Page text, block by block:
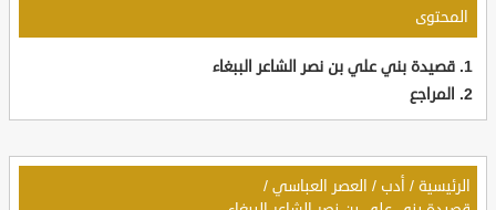
المحتوى
قصيدة بني علي بن نصر الشاعر الببغاء
المراجع
الرئيسية / أدب / العصر العباسي /